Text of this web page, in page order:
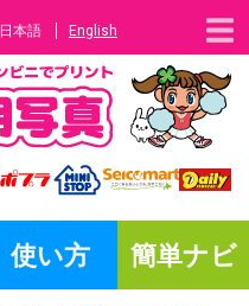
日本語 English
使い方 簡単ナビ